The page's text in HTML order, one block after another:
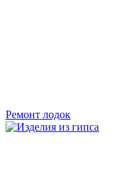
Ремонт лодок